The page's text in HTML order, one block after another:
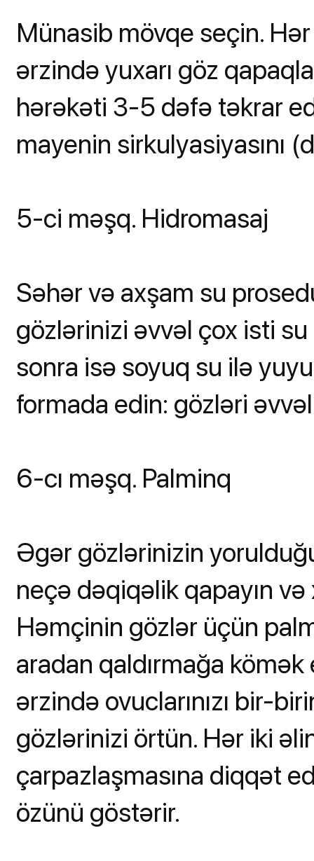
Münasib mövqe seçin.
ərzində yuxarı göz
hərəkəti 3-5 dəfə təkrar
mayenin sirkulyasiyasını
5-ci məşq. Hidromasaj
Səhər və axşam su
gözlərinizi əvvəl çox isti
sonra isə soyuq su ilə
formada edin: gözləri
6-cı məşq. Palminq
Əgər gözlərinizin
neçə dəqiqəlik qapayın
Həmçinin gözlər üçün
aradan qaldırmağa
ərzində ovuclarınızı bir-
gözlərinizi örtün. Hər iki
çarpazlaşmasına diqqət
özünü göstərir.